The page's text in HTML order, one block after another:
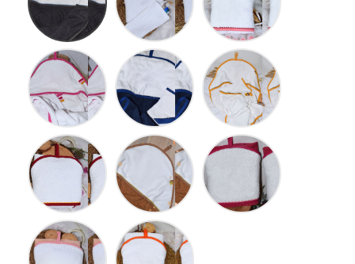
Blanc
fucshia
Bleu
Blanc
Blanc
rouge
Camel
blanc
Vieux
rose
blanc